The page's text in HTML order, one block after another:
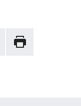
Drucken